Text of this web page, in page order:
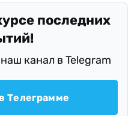
последних
канал в Telegram
Телеграмме